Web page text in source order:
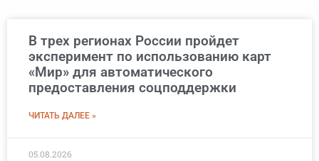
В трех регионах России пройдет
эксперимент по использованию карт
«Мир» для автоматического
предоставления соцподдержки
ЧИТАТЬ ДАЛЕЕ »
05.08.2026